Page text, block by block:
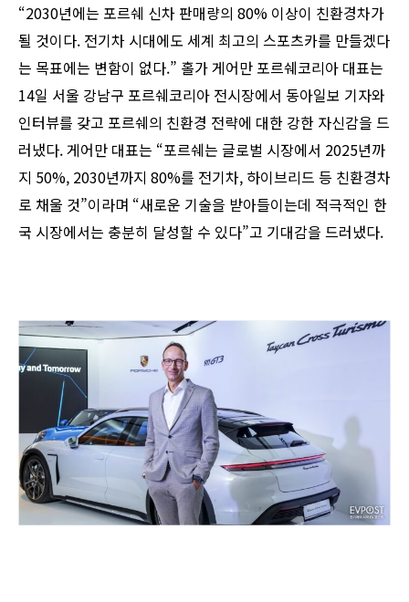
“2030년에는 포르쉐 신차 판매량의 80% 이상이 친환경차가
될 것이다. 전기차 시대에도 세계 최고의 스포츠카를 만들겠다
는 목표에는 변함이 없다.” 홀가 게어만 포르쉐코리아 대표는
14일 서울 강남구 포르쉐코리아 전시장에서 동아일보 기자와
인터뷰를 갖고 포르쉐의 친환경 전략에 대한 강한 자신감을 드
러냈다. 게어만 대표는 “포르쉐는 글로벌 시장에서 2025년까
지 50%, 2030년까지 80%를 전기차, 하이브리드 등 친환경차
로 채울 것”이라며 “새로운 기술을 받아들이는데 적극적인 한
국 시장에서는 충분히 달성할 수 있다”고 기대감을 드러냈다.